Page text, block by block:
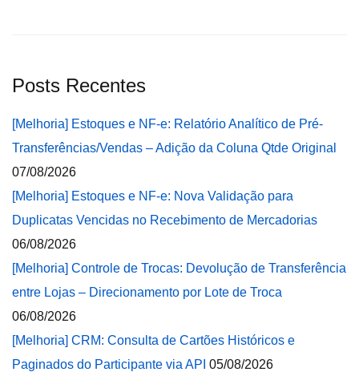
Posts Recentes
[Melhoria] Estoques e NF-e: Relatório Analítico de Pré-
Transferências/Vendas – Adição da Coluna Qtde Original
07/08/2026
[Melhoria] Estoques e NF-e: Nova Validação para
Duplicatas Vencidas no Recebimento de Mercadorias
06/08/2026
[Melhoria] Controle de Trocas: Devolução de Transferência
entre Lojas – Direcionamento por Lote de Troca
06/08/2026
[Melhoria] CRM: Consulta de Cartões Históricos e
Paginados do Participante via API 05/08/2026